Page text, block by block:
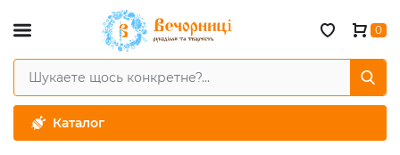
Каталог
0